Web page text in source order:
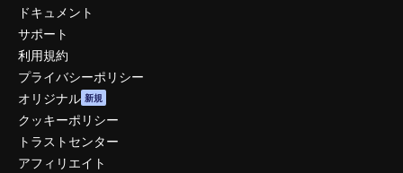
ドキュメント
サポート
利用規約
プライバシーポリシー
オリジナル 新規
クッキーポリシー
トラストセンター
アフィリエイト